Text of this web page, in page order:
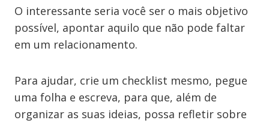
O interessante seria você ser o mais objetivo
possível, apontar aquilo que não pode faltar
em um relacionamento.
Para ajudar, crie um checklist mesmo, pegue
uma folha e escreva, para que, além de
organizar as suas ideias, possa refletir sobre